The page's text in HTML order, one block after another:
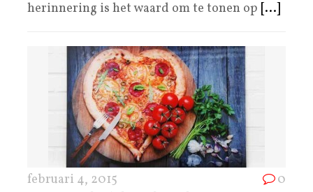
herinnering is het waard om te tonen op [...]
februari 4, 2015 0